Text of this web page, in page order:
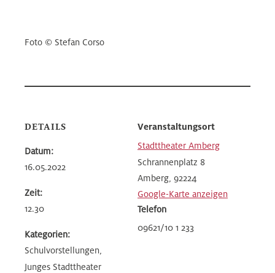
Foto © Stefan Corso
DETAILS
Datum:
16.05.2022
Zeit:
12.30
Kategorien:
Schulvorstellungen,
Junges Stadttheater
Veranstaltungsort
Stadttheater Amberg
Schrannenplatz 8
Amberg, 92224
Google-Karte anzeigen
Telefon
09621/10 1 233